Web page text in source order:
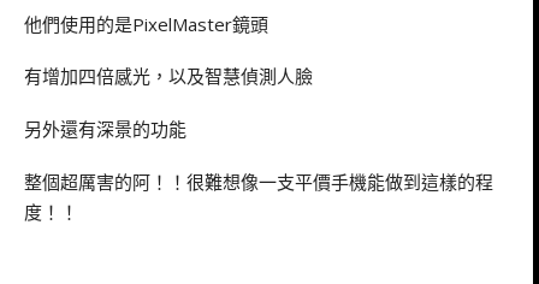
他們使用的是PixelMaster鏡頭
有增加四倍感光，以及智慧偵測人臉
另外還有深景的功能
整個超厲害的阿！！很難想像一支平價手機能做到這樣的程
度！！